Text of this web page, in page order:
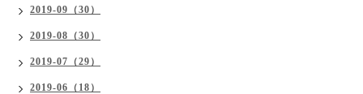
2019-09（30）
2019-08（30）
2019-07（29）
2019-06（18）